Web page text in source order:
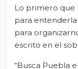
Lo primero que
para
para
escrito en el
“Busca Puebla